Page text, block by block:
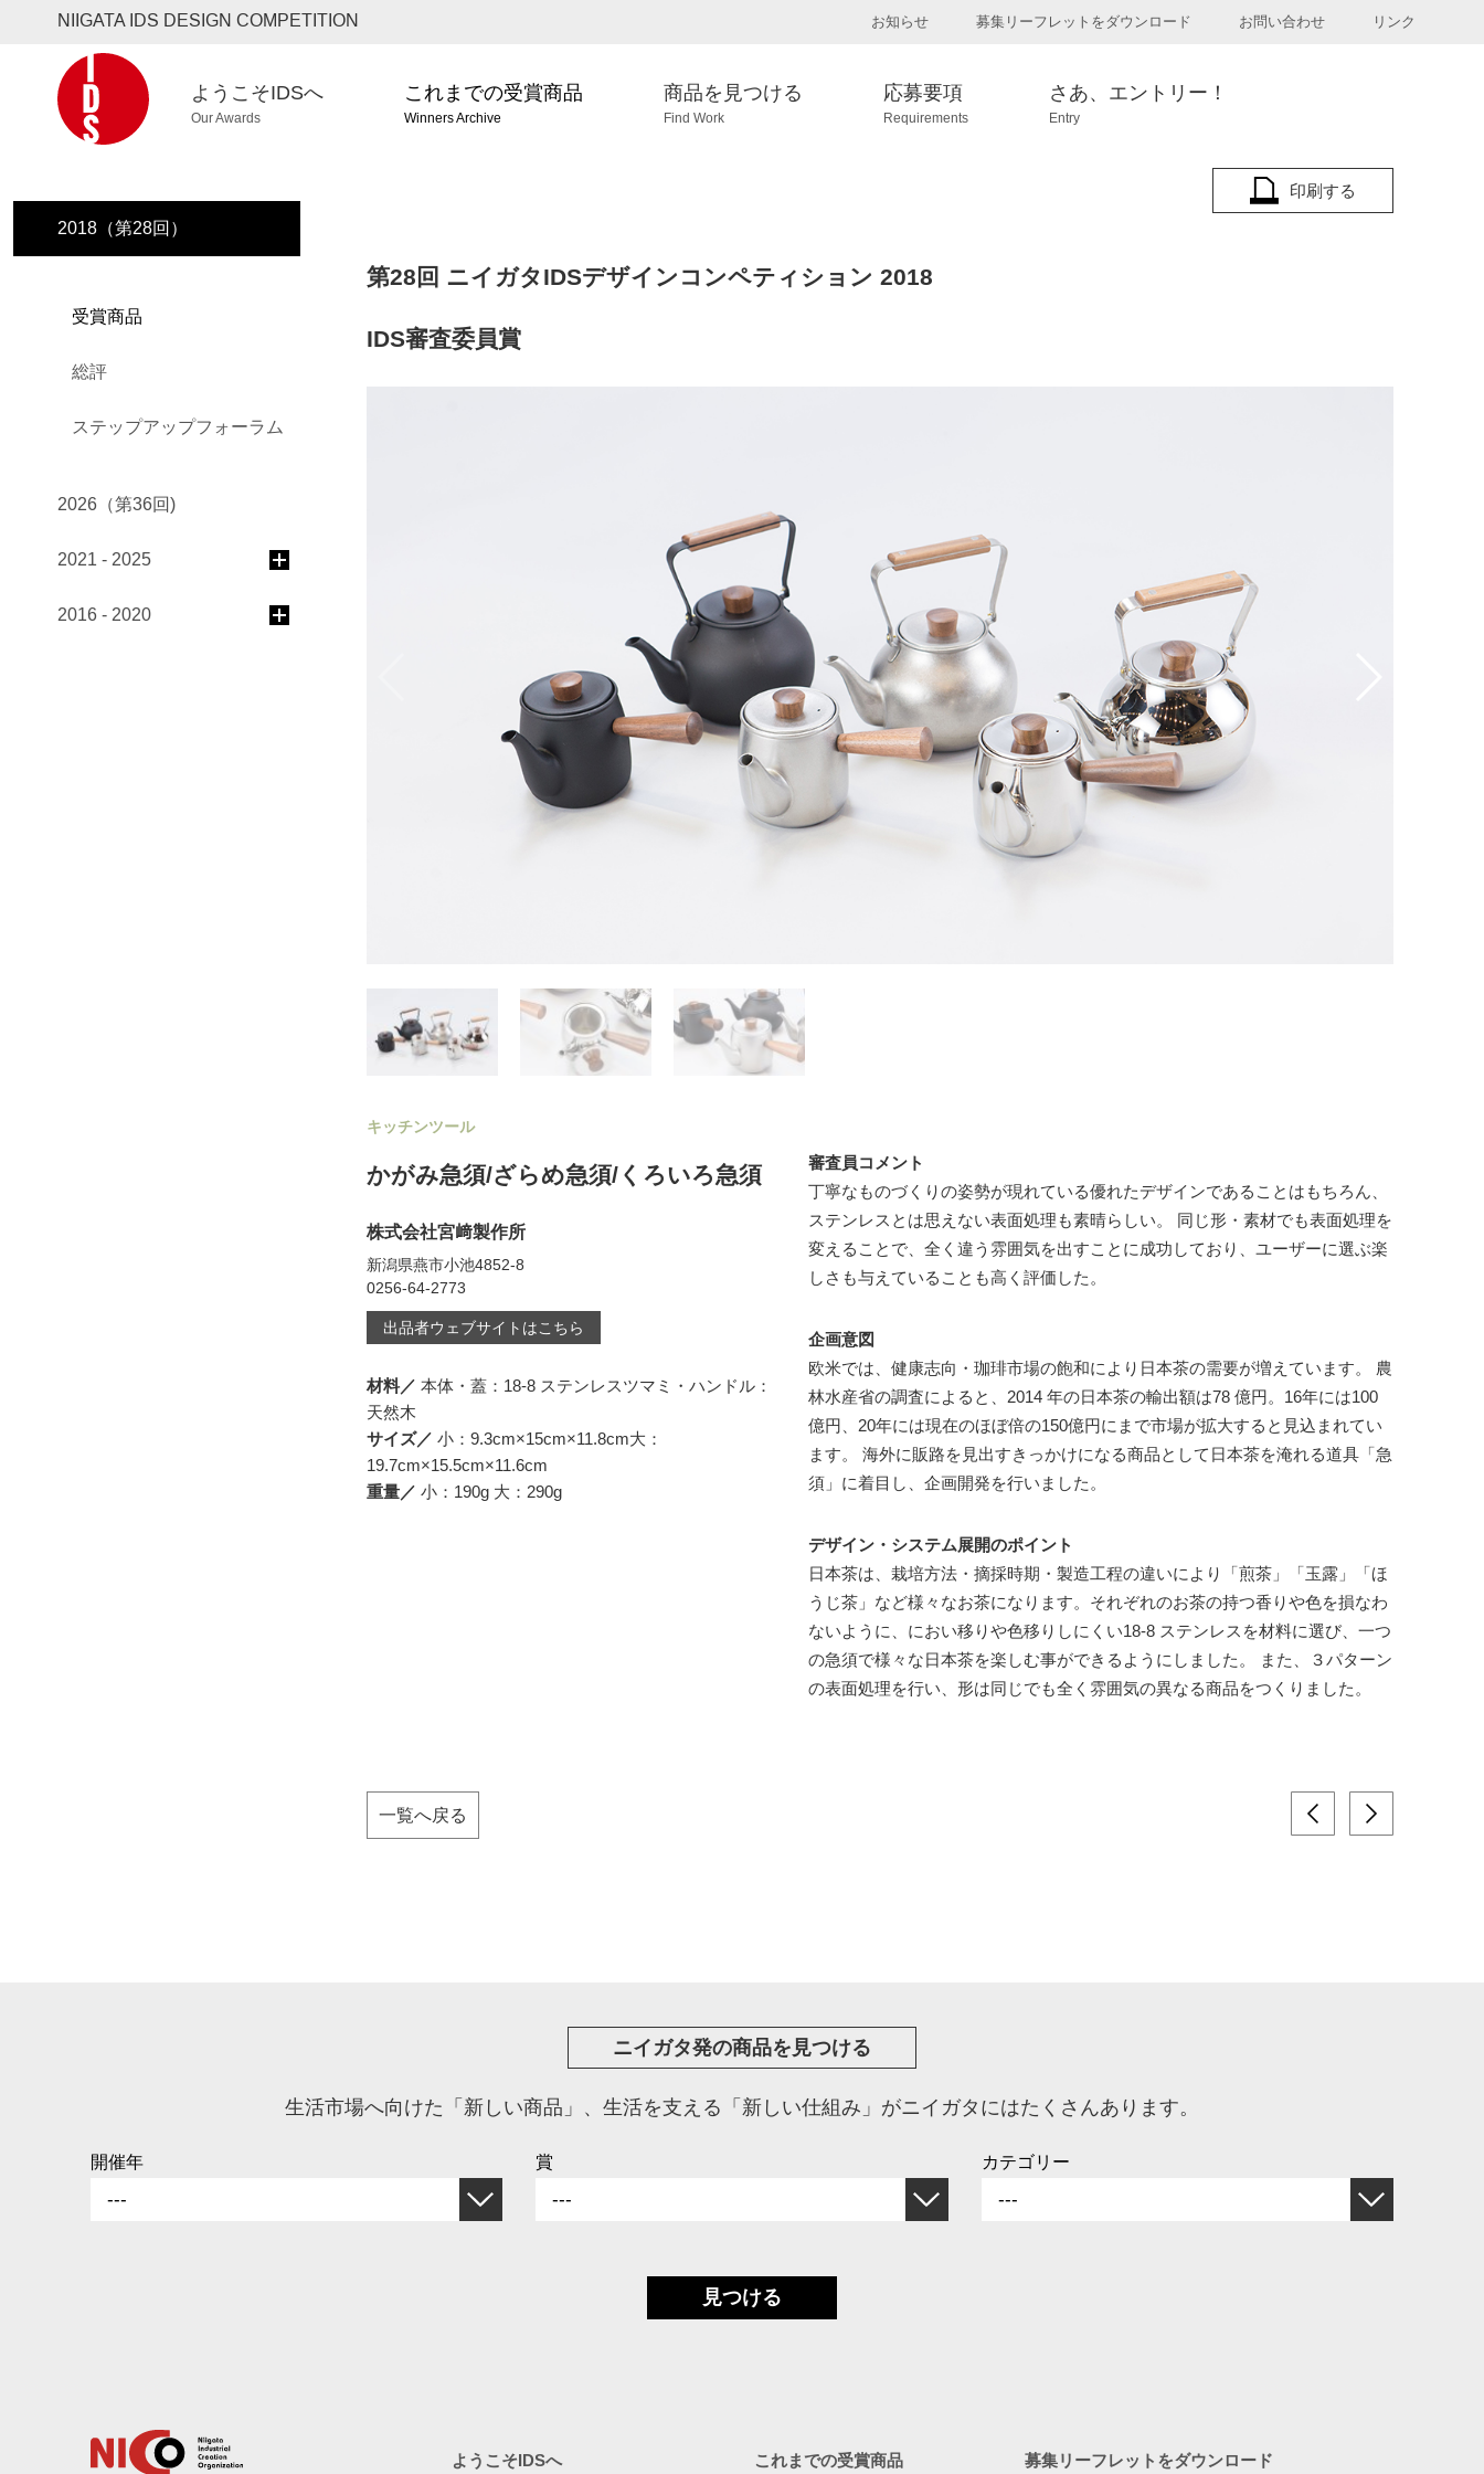
ようこそIDSへ
Our Awards
これまでの受賞商品
Winners Archive
商品を見つける
Find Work
応募要項
Requirements
さあ、エントリー！
Entry
NIIGATA IDS DESIGN COMPETITION お知らせ 募集リーフレットをダウンロード お問い合わせ リンク
2018（第28回）
受賞商品
総評
ステップアップフォーラム
印刷する
第28回 ニイガタIDSデザインコンペティション 2018
IDS審査委員賞
キッチンツール
かがみ急須/ざらめ急須/くろいろ急須
株式会社宮﨑製作所
新潟県燕市小池4852-8
0256-64-2773
出品者ウェブサイトはこちら
材料／ 本体・蓋：18-8 ステンレスツマミ・ハンドル：
天然木
サイズ／ 小：9.3cm×15cm×11.8cm大：
19.7cm×15.5cm×11.6cm
重量／ 小：190g 大：290g
審査員コメント
丁寧なものづくりの姿勢が現れている優れたデザインであることはもちろん、
ステンレスとは思えない表面処理も素晴らしい。 同じ形・素材でも表面処理を
変えることで、全く違う雰囲気を出すことに成功しており、ユーザーに選ぶ楽
しさも与えていることも高く評価した。
企画意図
欧米では、健康志向・珈琲市場の飽和により日本茶の需要が増えています。 農
林水産省の調査によると、2014 年の日本茶の輸出額は78 億円。16年には100
億円、20年には現在のほぼ倍の150億円にまで市場が拡大すると見込まれてい
ます。 海外に販路を見出すきっかけになる商品として日本茶を淹れる道具「急
須」に着目し、企画開発を行いました。
デザイン・システム展開のポイント
日本茶は、栽培方法・摘採時期・製造工程の違いにより「煎茶」「玉露」「ほ
うじ茶」など様々なお茶になります。それぞれのお茶の持つ香りや色を損なわ
ないように、におい移りや色移りしにくい18-8 ステンレスを材料に選び、一つ
の急須で様々な日本茶を楽しむ事ができるようにしました。 また、３パターン
の表面処理を行い、形は同じでも全く雰囲気の異なる商品をつくりました。
一覧へ戻る
2026（第36回)
2021 - 2025
2016 - 2020
ニイガタ発の商品を見つける
生活市場へ向けた「新しい商品」、生活を支える「新しい仕組み」がニイガタにはたくさんあります。
開催年 賞 カテゴリー
見つける
ようこそIDSへ これまでの受賞商品 募集リーフレットをダウンロード